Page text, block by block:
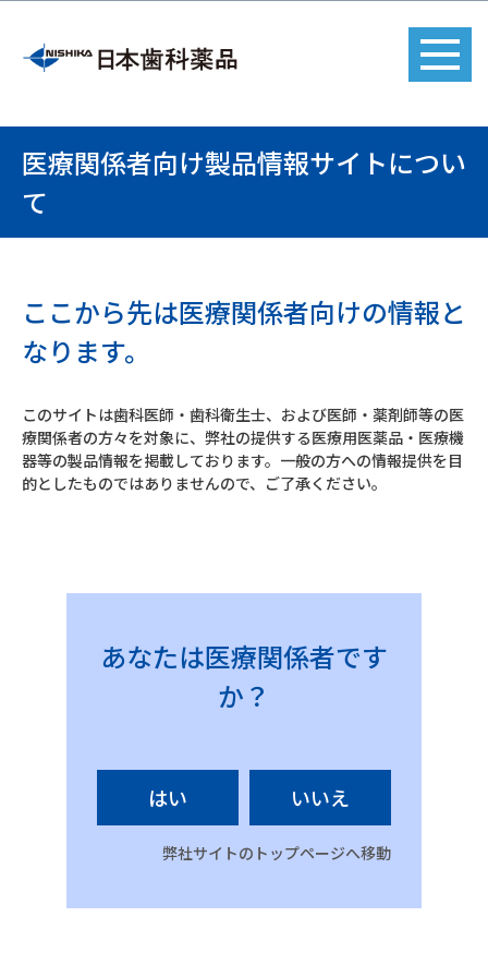
医療関係者向け製品情報サイトについ
て
ここから先は医療関係者向けの情報と
なります。
このサイトは歯科医師・歯科衛生士、および医師・薬剤師等の医
療関係者の方々を対象に、弊社の提供する医療用医薬品・医療機
器等の製品情報を掲載しております。一般の方への情報提供を目
的としたものではありませんので、ご了承ください。
あなたは医療関係者です
か？
はい いいえ
弊社サイトのトップページへ移動